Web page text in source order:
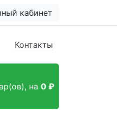
кабинет
Контакты
на 0 ₽